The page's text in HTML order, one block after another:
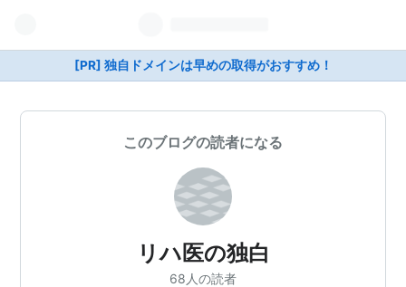
[PR] 独自ドメインは早めの取得がおすすめ！
このブログの読者になる
リハ医の独白
68人の読者